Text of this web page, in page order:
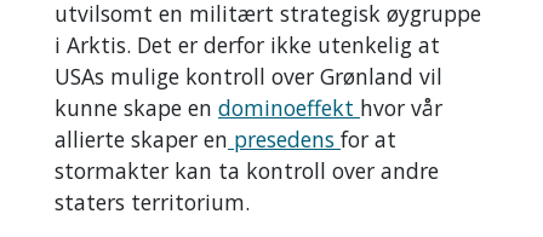
utvilsomt en militært strategisk øygruppe
i Arktis. Det er derfor ikke utenkelig at
USAs mulige kontroll over Grønland vil
kunne skape en dominoeffekt hvor vår
allierte skaper en presedens for at
stormakter kan ta kontroll over andre
staters territorium.